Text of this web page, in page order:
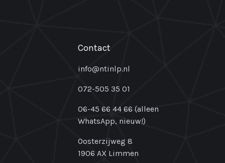
Contact
info@ntinlp.nl
072-505 35 01
06-45 66 44 66 (alleen
WhatsApp, nieuw!)
Oosterzijweg 8
1906 AX Limmen